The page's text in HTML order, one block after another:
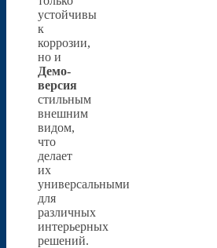
устойчивы
к
коррозии,
но и
Демо-
версия
стильным
внешним
видом,
что
делает
их
универсальными
для
различных
интерьерных
решений.